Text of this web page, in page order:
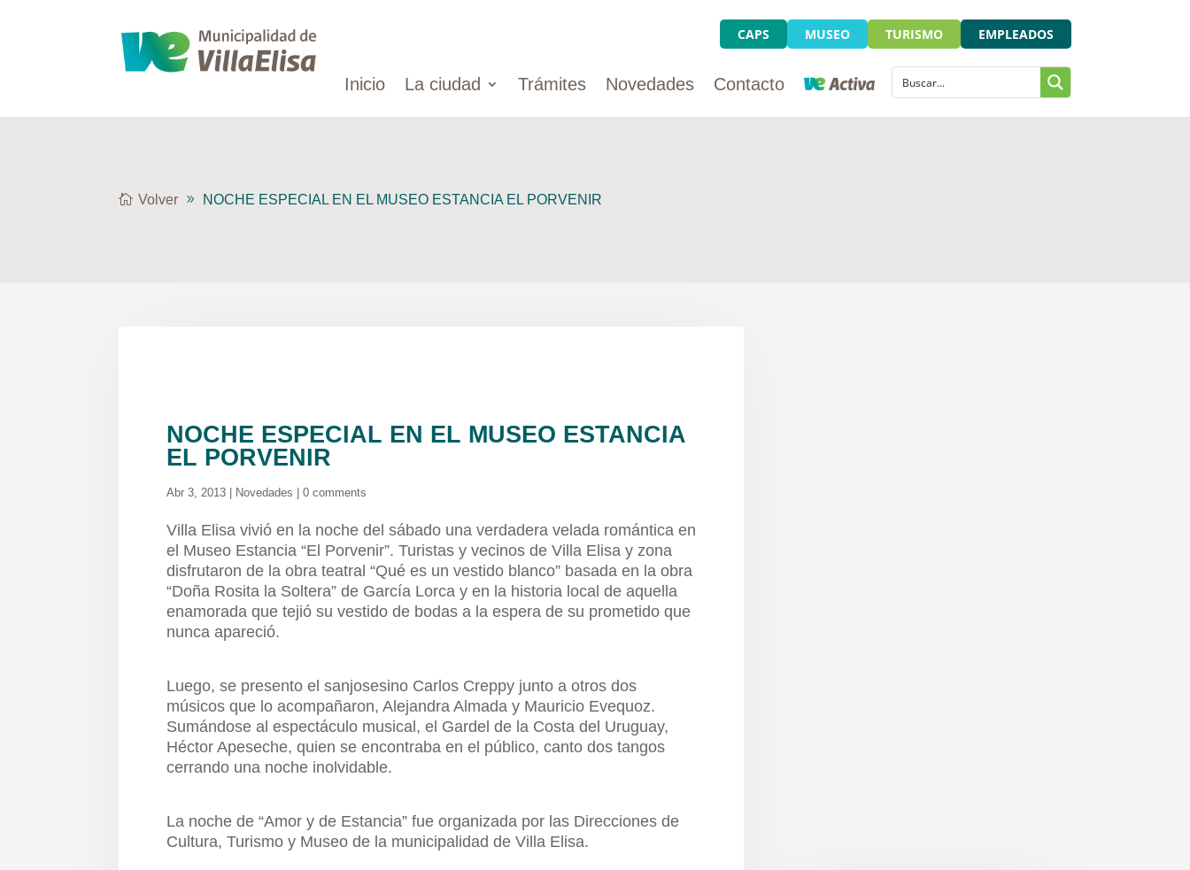
CAPS MUSEO TURISMO EMPLEADOS
Inicio La ciudad Trámites Novedades Contacto
Volver NOCHE ESPECIAL EN EL MUSEO ESTANCIA EL PORVENIR
NOCHE ESPECIAL EN EL MUSEO ESTANCIA
EL PORVENIR
Abr 3, 2013 Novedades |0 comments
Villa Elisa vivió en la noche del sábado una verdadera velada romántica en
el Museo Estancia “El Porvenir”. Turistas y vecinos de Villa Elisa y zona
disfrutaron de la obra teatral “Qué es un vestido blanco” basada en la obra
“Doña Rosita la Soltera” de García Lorca y en la historia local de aquella
enamorada que tejió su vestido de bodas a la espera de su prometido que
nunca apareció.
Luego, se presento el sanjosesino Carlos Creppy junto a otros dos
músicos que lo acompañaron, Alejandra Almada y Mauricio Evequoz.
Sumándose al espectáculo musical, el Gardel de la Costa del Uruguay,
Héctor Apeseche, quien se encontraba en el público, canto dos tangos
cerrando una noche inolvidable.
La noche de “Amor y de Estancia” fue organizada por las Direcciones de
Cultura, Turismo y Museo de la municipalidad de Villa Elisa.